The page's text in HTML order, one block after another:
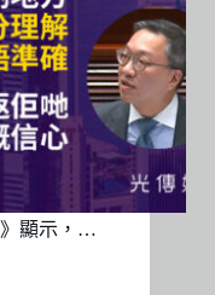
》顯示，…